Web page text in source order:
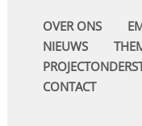
OVER ONS
NIEUWS
CONTACT